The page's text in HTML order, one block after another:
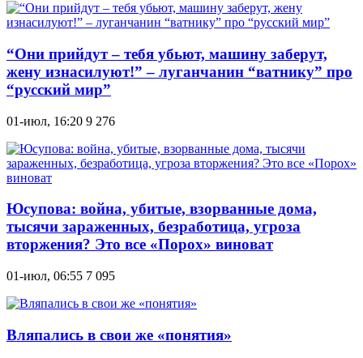
“Они прийдут – тебя yбьют, машину заберут,
жену изнасилуют!” – луганчанин “вaтникy” про
“русский мир”
01-июл, 16:20 9 276
Юсупова: война, убитые, взорванные дома,
тысячи зараженных, безработица, угроза
вторжения? Это все «Порох» виноват
01-июл, 06:55 7 095
Вляпались в свои же «понятия»